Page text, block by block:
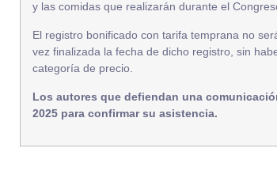
y las comidas que realizarán durante el
El registro bonificado con tarifa temprana no
vez finalizada la fecha de dicho registro, sin
categoría de precio.
Los autores que defiendan una
2025 para confirmar su asistencia.